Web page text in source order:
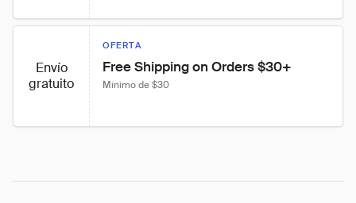
Envío
gratuito
OFERTA
Free Shipping on Orders $30+
Mínimo de $30